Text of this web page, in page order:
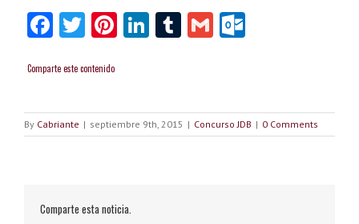
Facebook
Twitter
Pinterest
LinkedIn
Tumblr
Gmail
Comparte este contenido
By Cabriante | septiembre 9th, 2015 | Concurso JDB | 0 Comments
Comparte esta noticia.